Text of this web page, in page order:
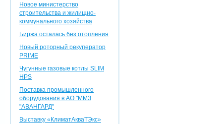
Новое министерство
строительства и жилищно-
коммунального хозяйства
Биржа осталась без отопления
Новый роторный рекуператор
PRIME
Чугунные газовые котлы SLIM
HPS
Поставка промышленного
оборудования в АО "ММЗ
"АВАНГАРД"
Выставку «КлиматАкваТЭкс»